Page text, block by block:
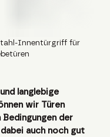
Innentürgriff für
langlebige
wir Türen
der
auch noch gut